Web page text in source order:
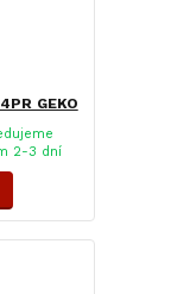
GEKO
2-3 dní